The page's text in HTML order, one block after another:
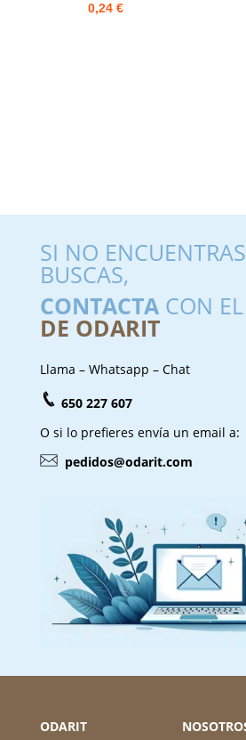
0,24€
SI NO
BUSCAS,
CONTACTACON EL
DE ODARIT
Llama – Whatsapp – Chat
650 227 607
O si lo prefieres envía un email a:
pedidos@odarit.com
ODARIT